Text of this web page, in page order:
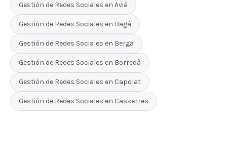
Gestión de Redes Sociales en Avià
Gestión de Redes Sociales en Bagà
Gestión de Redes Sociales en Berga
Gestión de Redes Sociales en Borredà
Gestión de Redes Sociales en Capolat
Gestión de Redes Sociales en Casserres